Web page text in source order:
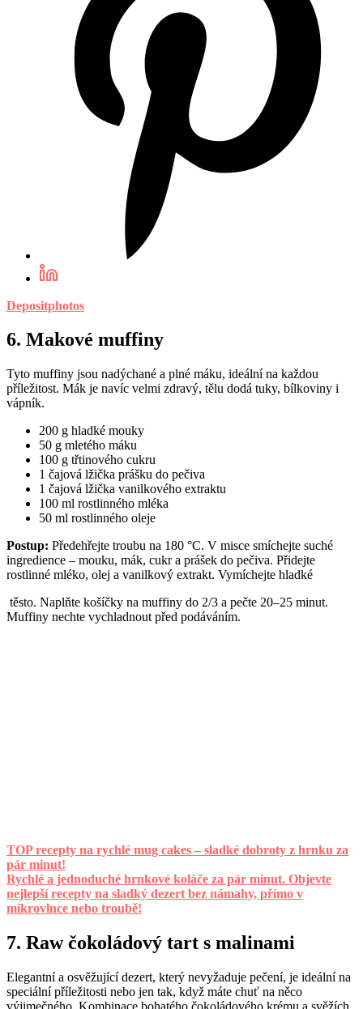
Depositphotos
6. Makové muffiny
Tyto muffiny jsou nadýchané a plné máku, ideální na každou
příležitost. Mák je navíc velmi zdravý, tělu dodá tuky, bílkoviny i
vápník.
200 g hladké mouky
50 g mletého máku
100 g třtinového cukru
1 čajová lžička prášku do pečiva
1 čajová lžička vanilkového extraktu
100 ml rostlinného mléka
50 ml rostlinného oleje
Postup: Předehřejte troubu na 180 °C. V misce smíchejte suché
ingredience – mouku, mák, cukr a prášek do pečiva. Přidejte
rostlinné mléko, olej a vanilkový extrakt. Vymíchejte hladké
těsto. Naplňte košíčky na muffiny do 2/3 a pečte 20–25 minut.
Muffiny nechte vychladnout před podáváním.
TOP recepty na rychlé mug cakes – sladké dobroty z hrnku za
pár minut!
Rychlé a jednoduché hrnkové koláče za pár minut. Objevte
nejlepší recepty na sladký dezert bez námahy, přímo v
mikrovlnce nebo troubě!
7. Raw čokoládový tart s malinami
Elegantní a osvěžující dezert, který nevyžaduje pečení, je ideální na
speciální příležitosti nebo jen tak, když máte chuť na něco